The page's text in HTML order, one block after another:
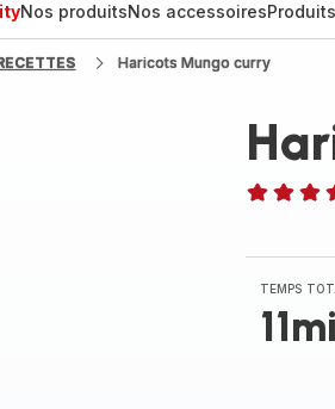
Nos produitsNos accessoires
Haricots Mungo curry
TEMPS